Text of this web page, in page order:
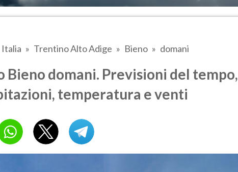
Italia Trentino Alto Adige Bieno domani
Bieno domani. Previsioni del tempo,
temperatura e venti